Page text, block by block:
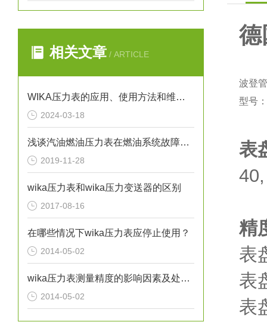
相关文章 / ARTICLE
WIKA压力表的应用、使用方法和维护要点解析
2024-03-18
浅谈汽油燃油压力表在燃油系统故障排除中的应用
2019-11-28
wika压力表和wika压力变送器的区别
2017-08-16
在哪些情况下wika压力表应停止使用？
2014-05-02
wika压力表测量精度的影响因素及处理方法分析
2014-05-02
德
波登
型号
表
精
表